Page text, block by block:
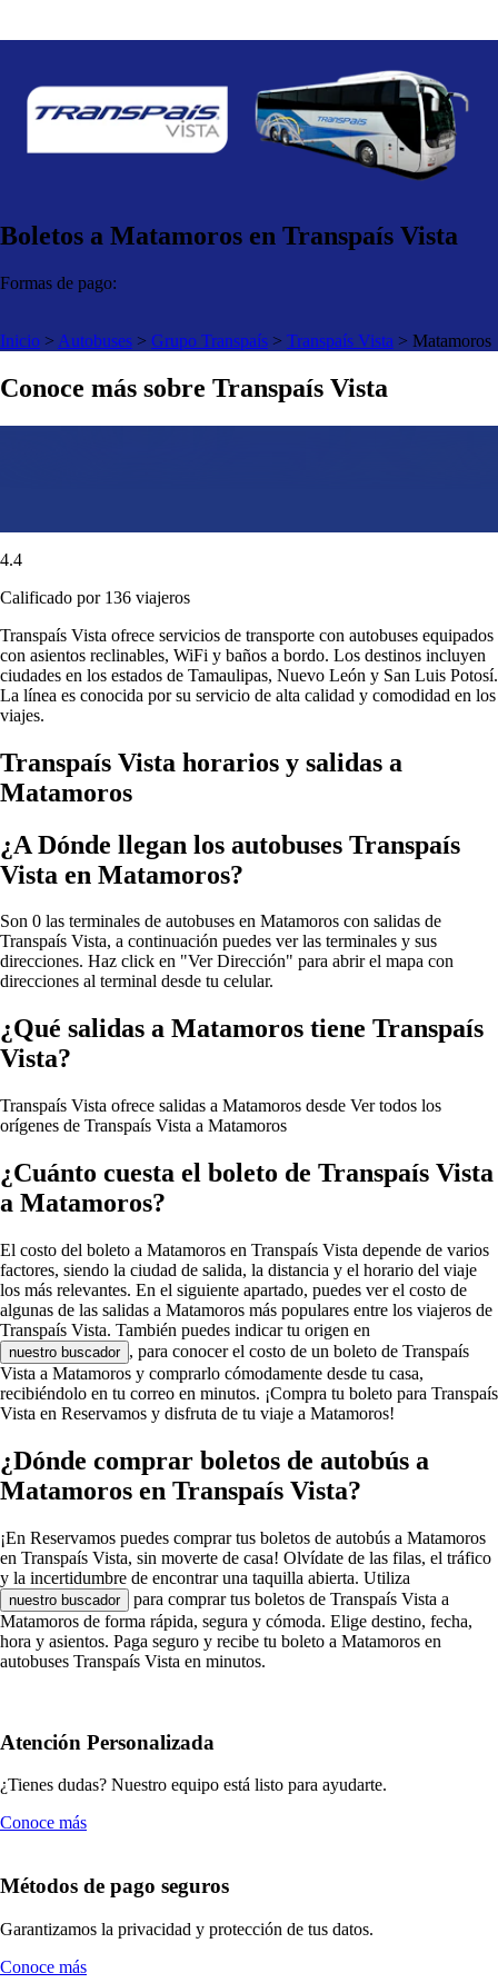
Boletos a Matamoros en Transpaís Vista
Formas de pago:
Inicio > Autobuses > Grupo Transpaís > Transpaís Vista > Matamoros
Conoce más sobre Transpaís Vista
4.4
Calificado por 136 viajeros
Transpaís Vista ofrece servicios de transporte con autobuses equipados
con asientos reclinables, WiFi y baños a bordo. Los destinos incluyen
ciudades en los estados de Tamaulipas, Nuevo León y San Luis Potosí.
La línea es conocida por su servicio de alta calidad y comodidad en los
viajes.
Transpaís Vista horarios y salidas a
Matamoros
¿A Dónde llegan los autobuses Transpaís
Vista en Matamoros?
Son 0 las terminales de autobuses en Matamoros con salidas de
Transpaís Vista, a continuación puedes ver las terminales y sus
direcciones. Haz click en "Ver Dirección" para abrir el mapa con
direcciones al terminal desde tu celular.
¿Qué salidas a Matamoros tiene Transpaís
Vista?
Transpaís Vista ofrece salidas a Matamoros desde Ver todos los
orígenes de Transpaís Vista a Matamoros
¿Cuánto cuesta el boleto de Transpaís Vista
a Matamoros?
El costo del boleto a Matamoros en Transpaís Vista depende de varios
factores, siendo la ciudad de salida, la distancia y el horario del viaje
los más relevantes. En el siguiente apartado, puedes ver el costo de
algunas de las salidas a Matamoros más populares entre los viajeros de
Transpaís Vista. También puedes indicar tu origen en
nuestro buscador , para conocer el costo de un boleto de Transpaís
Vista a Matamoros y comprarlo cómodamente desde tu casa,
recibiéndolo en tu correo en minutos. ¡Compra tu boleto para Transpaís
Vista en Reservamos y disfruta de tu viaje a Matamoros!
¿Dónde comprar boletos de autobús a
Matamoros en Transpaís Vista?
¡En Reservamos puedes comprar tus boletos de autobús a Matamoros
en Transpaís Vista, sin moverte de casa! Olvídate de las filas, el tráfico
y la incertidumbre de encontrar una taquilla abierta. Utiliza
nuestro buscador
para comprar tus boletos de Transpaís Vista a
Matamoros de forma rápida, segura y cómoda. Elige destino, fecha,
hora y asientos. Paga seguro y recibe tu boleto a Matamoros en
autobuses Transpaís Vista en minutos.
Atención Personalizada
¿Tienes dudas? Nuestro equipo está listo para ayudarte.
Conoce más
Métodos de pago seguros
Garantizamos la privacidad y protección de tus datos.
Conoce más